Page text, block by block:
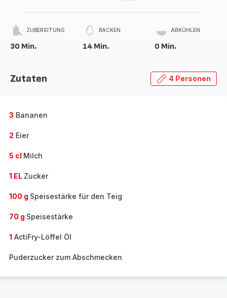
ZUBEREITUNG
30 Min.
BACKEN
14 Min.
ABKÜHLEN
0 Min.
Zutaten 4 Personen
3 Bananen
2 Eier
5 cl Milch
1 EL Zucker
100 g Speisestärke für den Teig
70 g Speisestärke
1 ActiFry-Löffel Öl
Puderzucker zum Abschmecken